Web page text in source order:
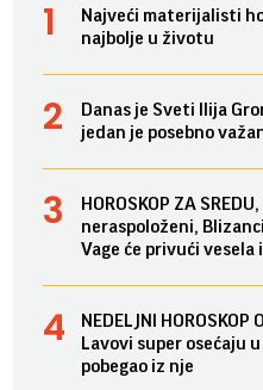
Najveći materijalisti
najbolje u životu
Danas je Sveti Ilija
jedan je posebno
HOROSKOP ZA
neraspoloženi,
Vage će privući
NEDELJNI HOROSKOP
Lavovi super osećaju
pobegao iz nje